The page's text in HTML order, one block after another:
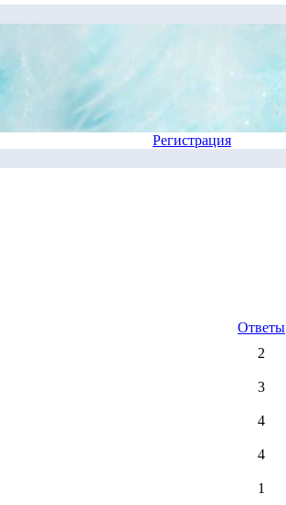
Регистрация
Ответы
2
3
4
4
1